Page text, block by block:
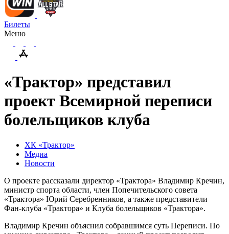
Билеты
Меню
«Трактор» представил
проект Всемирной переписи
болельщиков клуба
ХК «Трактор»
Медиа
Новости
О проекте рассказали директор «Трактора» Владимир Кречин,
министр спорта области, член Попечительского совета
«Трактора» Юрий Серебренников, а также представители
Фан-клуба «Трактора» и Клуба болельщиков «Трактора».
Владимир Кречин объяснил собравшимся суть Переписи. По